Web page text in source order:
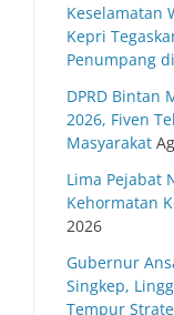
Keselamatan
Kepri
Penumpang
DPRD Bintan
2026, Fiven
Masyarakat
Lima Pejabat
Kehormatan
2026
Gubernur
Singkep,
Tempur